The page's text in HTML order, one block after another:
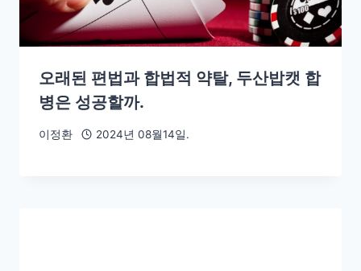
오래된 편법과 합법적 약탈, 두산밥캣 합
병은 성공할까.
이정환 2024년 08월14일.